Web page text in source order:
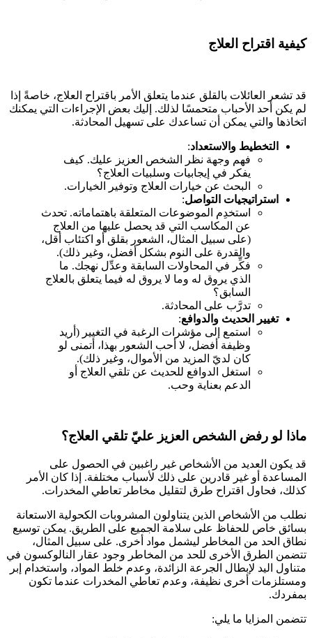
كيفية اقتراح العلاج
قد تشعر العائلات بالقلق عندما يتعلق الأمر باقتراح العلاج، خاصةً إذا
لم يكن أحد الأحباب متحمسًا لذلك. إليك بعض الإجراءات التي يمكنك
اتخاذها والتي يمكن أن تساعدك على تسهيل المحادثة.
التخطيط والاستعداد:
فهم وجهة نظر الشخص العزيز عليك. كيف
يفكر في إيجابيات وسلبيات العلاج؟
البحث عن خيارات العلاج وتوفير الخيارات.
استراتيجيات التواصل:
استخدِم الموضوعات المتعلقة باهتماماته. تحدث
عن المكاسب التي قد يحصل عليها من العلاج
(على سبيل المثال، الشعور بقلق أو اكتئاب أقل،
والقدرة على النوم بشكل أفضل، وغير ذلك).
فكِّر في المحاولات السابقة وعدِّل نهجك. ما
الذي يروق له وما لا يروق له فيما يتعلق بالعلاج
السابق؟
تدرَّب على المحادثة.
تغيير الحديث والدوافع:
استمع إلى مؤشرات الرغبة في التغيير (أريد
وظيفة أفضل، لا أحب الشعور بهذا، أتمنى لو
كان لديّ المزيد من الأموال، وغير ذلك).
استغل الدوافع للحديث عن تلقي العلاج أو
الدعم بعناية وحب.
ماذا لو رفض الشخص العزيز عليّ تلقي العلاج؟
قد يكون العديد من الأشخاص غير راغبين في الحصول على
المساعدة أو غير قادرين على ذلك لأسباب مختلفة. إذا كان الأمر
كذلك، فحاول اقتراح طرق لتقليل مخاطر تعاطي المخدرات.
نطلب من الأشخاص الذين يتناولون المشروبات الكحولية الاستعانة
بسائق خاص للحفاظ على سلامة الجميع على الطريق. يمكن توسيع
نطاق الحد من المخاطر ليشمل مواد أخرى. على سبيل المثال،
تتضمن الطرق الأخرى للحد من المخاطر وجود عقار النالوكسون في
متناول اليد لإبطال الجرعة الزائدة، وعدم خلط المواد، واستخدام إبر
ومستلزمات أخرى نظيفة، وعدم تعاطي المخدرات عندما تكون
بمفردك.
تتضمن المزايا ما يلي: